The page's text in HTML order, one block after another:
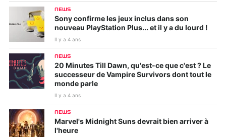
NEWS
Sony confirme les jeux inclus dans son
nouveau PlayStation Plus... et il y a du lourd !
Il y a 4 ans
NEWS
20 Minutes Till Dawn, qu'est-ce que c'est ? Le
successeur de Vampire Survivors dont tout le
monde parle
Il y a 4 ans
NEWS
Marvel's Midnight Suns devrait bien arriver à
l'heure